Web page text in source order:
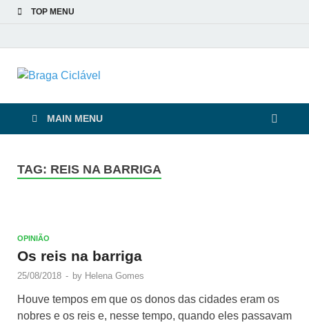
TOP MENU
Braga Ciclável
MAIN MENU
TAG: REIS NA BARRIGA
OPINIÃO
Os reis na barriga
25/08/2018 - by Helena Gomes
Houve tempos em que os donos das cidades eram os
nobres e os reis e, nesse tempo, quando eles passavam